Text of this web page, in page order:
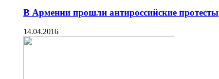
В Армении прошли антироссийские протесты
14.04.2016